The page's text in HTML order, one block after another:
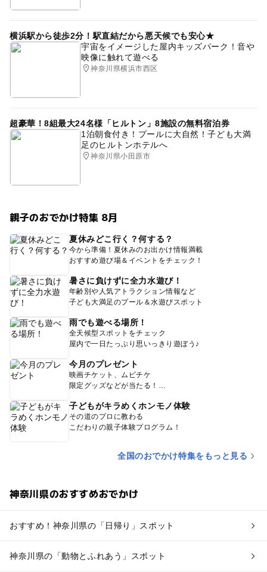
横浜駅から徒歩2分！駅直結だから悪天候でも安心★
宇宙をイメージした屋内キッズパーク！音や
映像に触れて遊べる
神奈川県横浜市西区
超豪華！8組最大24名様「ヒルトン」8施設の無料宿泊券
1泊朝食付き！プールに大自然！子ども大満
足のヒルトンホテルへ
神奈川県小田原市
親子のおでかけ特集 8月
夏休みどこ行く？何する？
今から準備！夏休みのお出かけ情報満載
おすすめ遊び場＆イベントをチェック！
暑さに負けずに全力水遊び！
年齢別や人気アトラクション情報など
子ども大満足のプール＆水遊びスポット
雨でも遊べる場所！
全天候型スポットをチェック
屋内で一日たっぷり思いっきり遊ぼう♪
今月のプレゼント
映画チケット、ムビチケ
限定グッズなどが当たる！
子どもがキラめくホンモノ体験
その道のプロに教わる
こだわりの親子体験プログラム！
全国のおでかけ特集をもっと見る
神奈川県のおすすめおでかけ
おすすめ！神奈川県の「日帰り」スポット
神奈川県の「動物とふれあう」スポット